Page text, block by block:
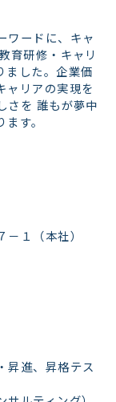
ワードに、キャ
育研修・キャリ
ました。企業価
ャリアの実現を
さを 誰もが夢中
す。
１（本社）
昇進、昇格テス